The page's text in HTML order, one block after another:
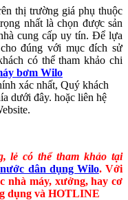
thị trường giá phụ thuộc
nhất là chọn được sản
cung cấp uy tín. Để lựa
đúng với mục đích sử
có thể tham khảo chi
bơm Wilo
xác nhất, Quý khách
dưới đây. hoặc liên hệ
lẻ có thể tham khảo tại
dân dụng Wilo. Với
nhà máy, xưởng, hay cơ
dụng và HOTLINE